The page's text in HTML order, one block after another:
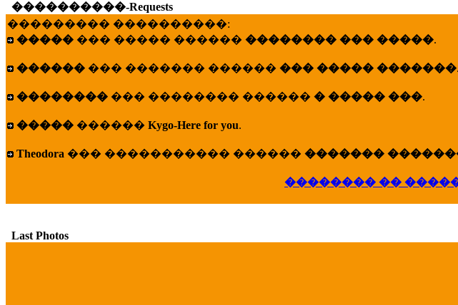
����������-Requests
��������� ����������:
����� ��� ����� ������ �������� ��� �����.
������ ��� ������� ������ ��� ����� �������.
�������� ��� �������� ������ � ����� ���.
����� ������ Kygo-Here for you.
Theodora ��� ����������� ������ �������
�������� ��
Last Photos